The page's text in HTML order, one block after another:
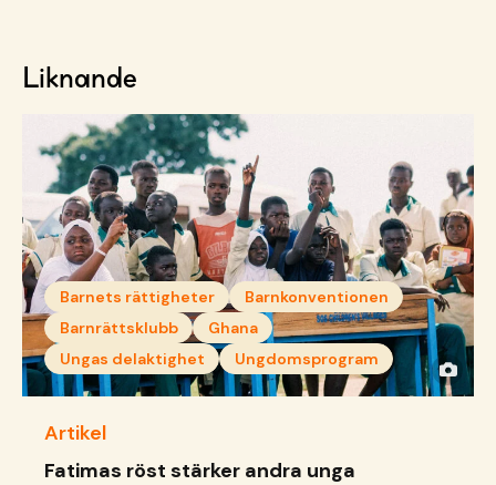
Liknande
Barnets rättigheter
Barnkonventionen
Barnrättsklubb
Ghana
Ungas delaktighet
Ungdomsprogram
Artikel
Fatimas röst stärker andra unga